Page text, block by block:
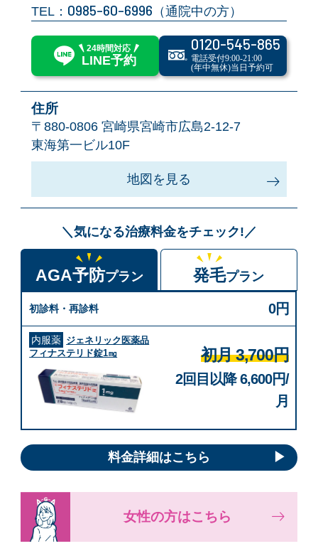
TEL： 0985-60-6996 （通院中の方）
24時間対応
LINE予約
0120-545-865
電話受付9:00-21:00
(年中無休)当日予約可
住所
〒880-0806宮崎県宮崎市広島2-12-7
東海第一ビル10F
地図を見る
＼気になる治療料金をチェック!／
AGA予防プラン 発毛プラン
初診料・再診料 0円
内服薬 ジェネリック医薬品
フィナステリド錠1㎎
初月 3,700円
2回目以降 6,600円/
月
料金詳細はこちら
女性の方はこちら